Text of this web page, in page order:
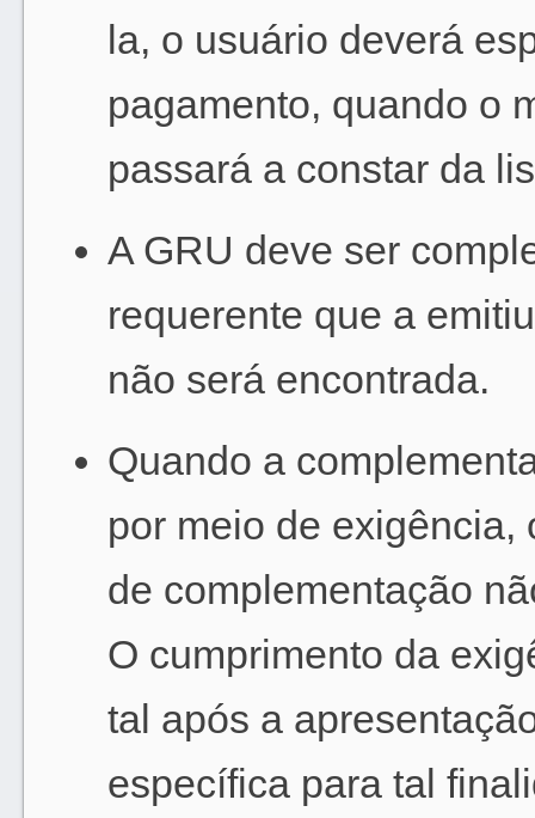
la, o usuário deverá
pagamento, quando o
passará a constar da
A GRU deve ser
requerente que a
não será encontrada.
Quando a
por meio de
de complementação
O cumprimento da
tal após a
específica para tal